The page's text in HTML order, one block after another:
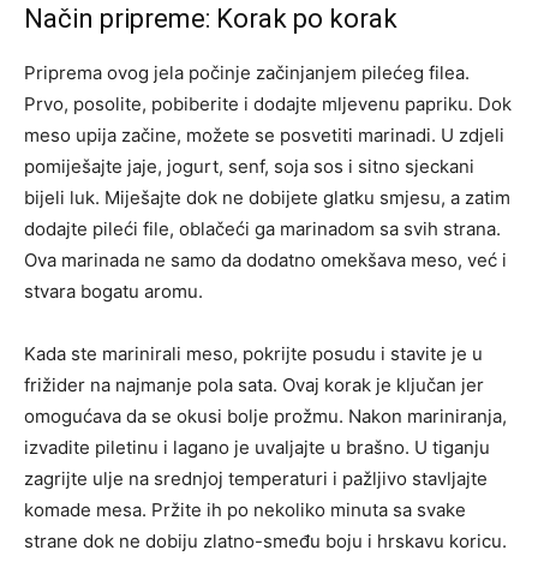
Način pripreme: Korak po korak
Priprema ovog jela počinje začinjanjem pilećeg filea.
Prvo, posolite, pobiberite i dodajte mljevenu papriku. Dok
meso upija začine, možete se posvetiti marinadi. U zdjeli
pomiješajte jaje, jogurt, senf, soja sos i sitno sjeckani
bijeli luk. Miješajte dok ne dobijete glatku smjesu, a zatim
dodajte pileći file, oblačeći ga marinadom sa svih strana.
Ova marinada ne samo da dodatno omekšava meso, već i
stvara bogatu aromu.
Kada ste marinirali meso, pokrijte posudu i stavite je u
frižider na najmanje pola sata. Ovaj korak je ključan jer
omogućava da se okusi bolje prožmu. Nakon mariniranja,
izvadite piletinu i lagano je uvaljajte u brašno. U tiganju
zagrijte ulje na srednjoj temperaturi i pažljivo stavljajte
komade mesa. Pržite ih po nekoliko minuta sa svake
strane dok ne dobiju zlatno-smeđu boju i hrskavu koricu.